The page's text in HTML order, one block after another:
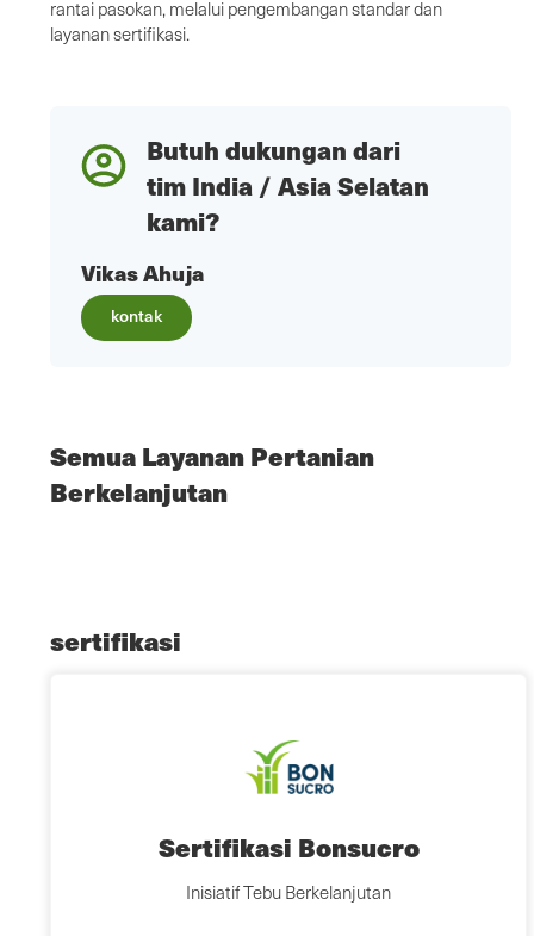
rantai pasokan, melalui pengembangan standar dan
layanan sertifikasi.
Butuh dukungan dari
tim India / Asia Selatan
kami?
Vikas Ahuja
kontak
Semua Layanan Pertanian
Berkelanjutan
sertifikasi
Sertifikasi Bonsucro
Inisiatif Tebu Berkelanjutan